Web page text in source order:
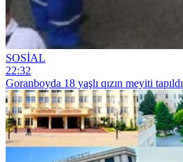
SOSİAL
22:32
Goranboyda 18 yaşlı qızın meyiti tapıldı